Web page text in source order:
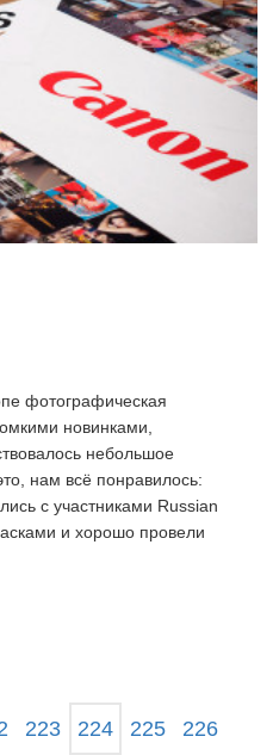
фотографическая
новинками,
небольшое
нам всё понравилось:
с участниками Russian
и хорошо провели
223 224 225 226